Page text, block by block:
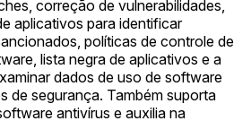
correção de vulnerabilidades,
aplicativos para identificar
políticas de controle de
lista negra de aplicativos e a
dados de uso de software
de segurança. Também suporta
antivírus e auxilia na